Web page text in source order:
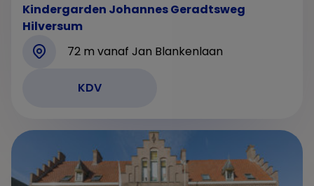
Kindergarden Johannes Geradtsweg
Hilversum
72 m vanaf Jan Blankenlaan
KDV